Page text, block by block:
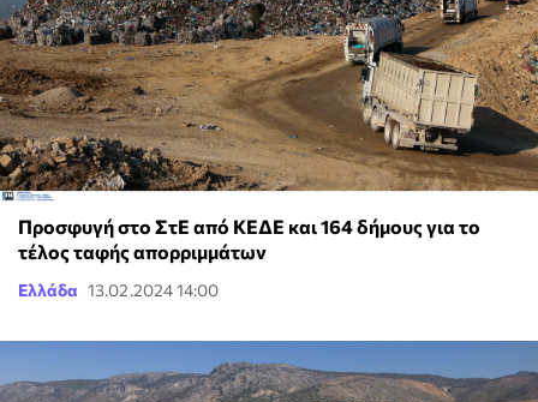
Προσφυγή στο ΣτΕ από ΚΕΔΕ και 164 δήμους για το
τέλος ταφής απορριμμάτων
Ελλάδα 13.02.2024 14:00